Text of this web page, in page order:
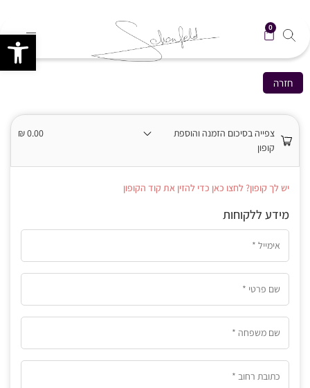
פתח 0
חזרה
צפייה בסיכום הזמנה והוספת
קופון
0.00
₪
יש לך קופון? לחצו כאן כדי להזין את קוד הקופון
מידע ללקוחות